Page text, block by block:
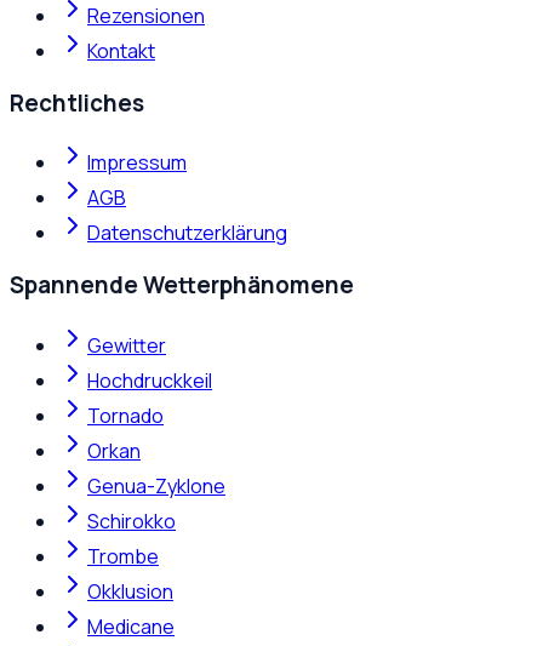
Rezensionen
Kontakt
Rechtliches
Impressum
AGB
Datenschutzerklärung
Spannende Wetterphänomene
Gewitter
Hochdruckkeil
Tornado
Orkan
Genua-Zyklone
Schirokko
Trombe
Okklusion
Medicane